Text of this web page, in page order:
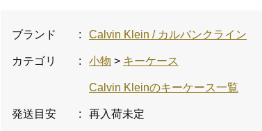
ブランド : Calvin Klein / カルバンクライン
カテゴリ : 小物 > キーケース
Calvin Kleinのキーケース一覧
発送目安 : 再入荷未定